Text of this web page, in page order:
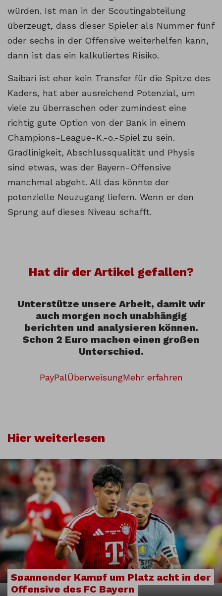
würden. Ist man in der Scoutingabteilung
überzeugt, dass dieser Spieler als Nummer fünf
oder sechs in der Offensive weiterhelfen kann,
dann ist das ein kalkuliertes Risiko.
Saibari ist eher kein Transfer für die Spitze des
Kaders, hat aber ausreichend Potenzial, um
viele zu überraschen oder zumindest eine
richtig gute Option von der Bank in einem
Champions-League-K.-o.-Spiel zu sein.
Gradlinigkeit, Abschlussqualität und Physis
sind etwas, was der Bayern-Offensive
manchmal abgeht. All das könnte der
potenzielle Neuzugang liefern. Wenn er den
Sprung auf dieses Niveau schafft.
Hat dir der Artikel gefallen?
Unterstütze unsere Arbeit, damit wir
auch morgen noch unabhängig
berichten und analysieren können.
Schon 2 Euro machen einen großen
Unterschied.
PayPalÜberweisungMehr erfahren
Hier weiterlesen
Spannender Kampf um Platz acht in der
Offensive des FC Bayern